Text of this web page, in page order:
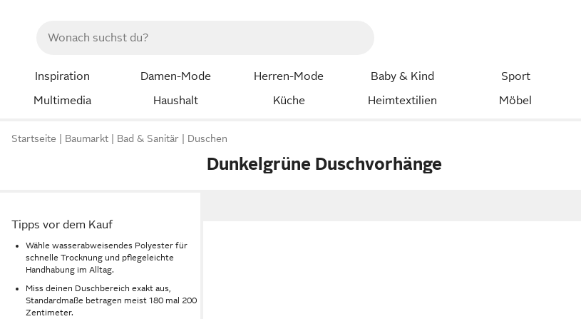
Inspiration Damen-Mode Herren-Mode Baby & Kind Sport
Multimedia
Haushalt Küche Heimtextilien Möbel
Startseite Baumarkt Bad & Sanitär Duschen
Dunkelgrüne Duschvorhänge
Tipps vor dem Kauf
Wähle wasserabweisendes Polyester für
schnelle Trocknung und pflegeleichte
Handhabung im Alltag.
Miss deinen Duschbereich exakt aus,
Standardmaße betragen meist 180 mal 200
Zentimeter.